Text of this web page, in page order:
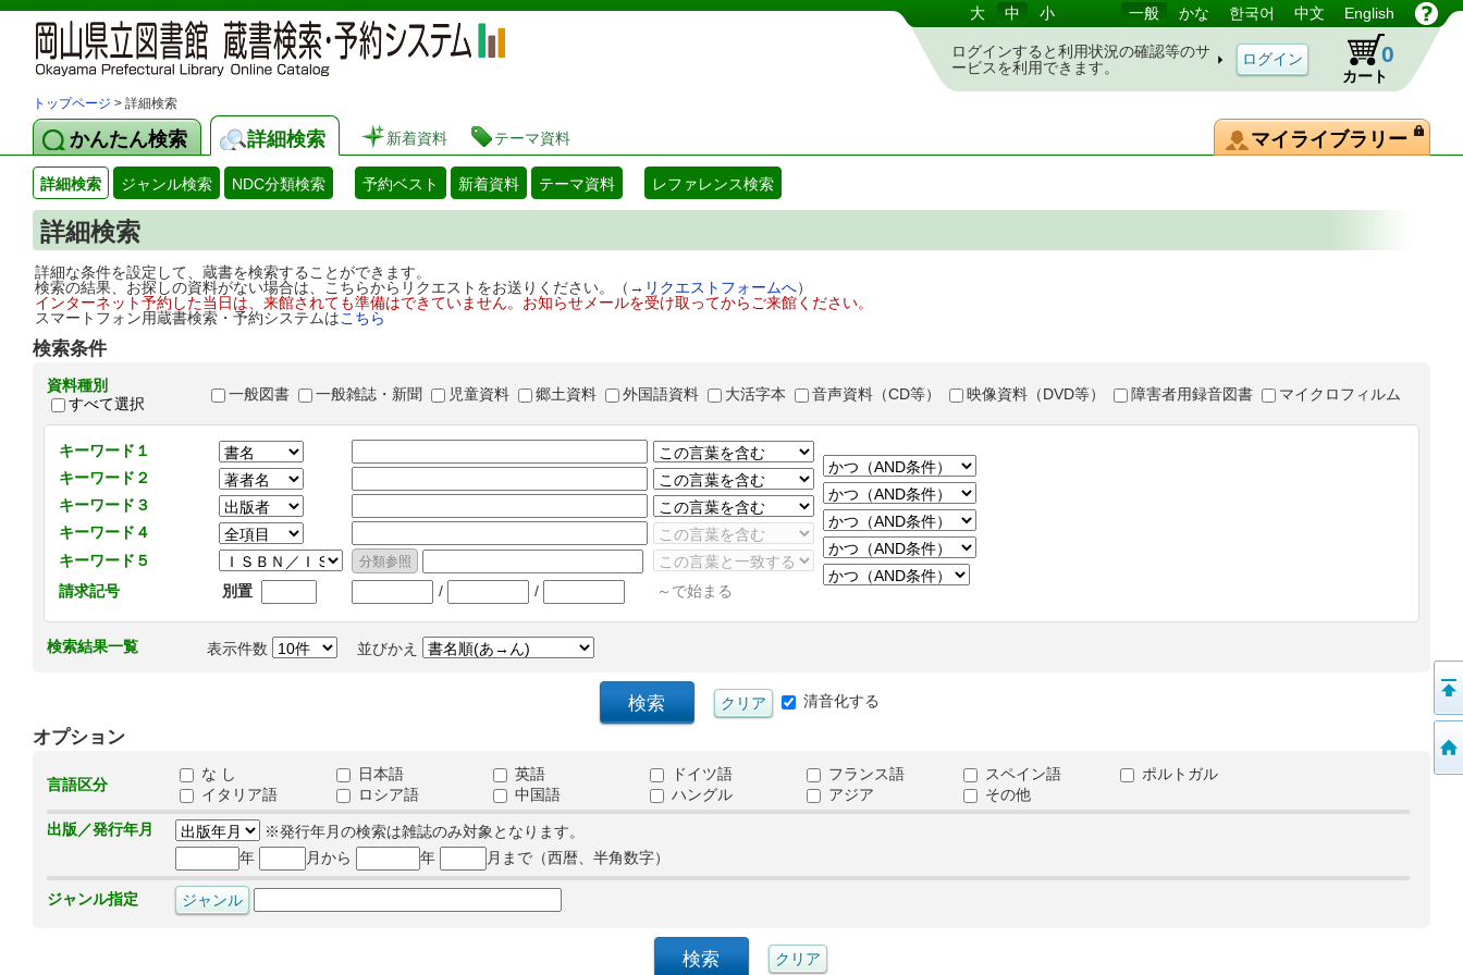
岡山県立図書館 蔵書検索・予約システム 大 中 小 一般 かな 한국어 中文 English
ログインすると利用状況の確認等のサ
ービスを利用できます。
カート
0
トップページ > 詳細検索
かんたん検索 詳細検索 新着資料 テーマ資料 マイライブラリー
詳細検索 ジャンル検索 NDC分類検索 予約ベスト 新着資料 テーマ資料 レファレンス検索
詳細検索
詳細な条件を設定して、蔵書を検索することができます。
検索の結果、お探しの資料がない場合は、こちらからリクエストをお送りください。（→ リクエストフォームへ）
インターネット予約した当日は、来館されても準備はできていません。お知らせメールを受け取ってからご来館ください。
スマートフォン用蔵書検索・予約システムはこちら
検索条件
資料種別
すべて選択
一般図書 一般雑誌・新聞 児童資料 郷土資料 外国語資料 大活字本 音声資料（CD等） 映像資料（DVD等） 障害者用録音図書 マイクロフィルム
キーワード１
キーワード２
キーワード３
キーワード４
キーワード５
請求記号
別置 / / ～で始まる
検索結果一覧 表示件数 並びかえ
清音化する
オプション
言語区分
な し 日本語 英語 ドイツ語 フランス語 スペイン語
ポルトガル
イタリア語
ロシア語 中国語 ハングル アジア
その他
出版／発行年月
※発行年月の検索は雑誌のみ対象となります。
年
月から 年 月まで（西暦、半角数字）
ジャンル指定